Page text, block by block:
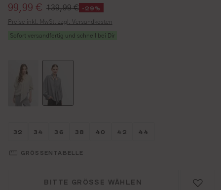
Verkaufspreis:
99,99 € 139,99 € -29%
Preise inkl. MwSt. zzgl. Versandkosten
Sofort versandfertig und schnell bei Dir
Größe wählen
32 Größe wählen
34 Größe wählen
36 Größe wählen
38 Größe wählen
40 Größe wählen
42 Größe wählen
44
GRÖSSENTABELLE
BITTE GRÖSSE WÄHLEN